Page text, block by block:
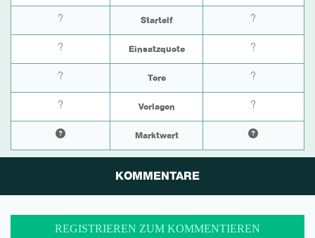
? Startelf ?
? Einsatzquote ?
? Tore ?
? Vorlagen ?
Marktwert
KOMMENTARE
REGISTRIEREN ZUM KOMMENTIEREN